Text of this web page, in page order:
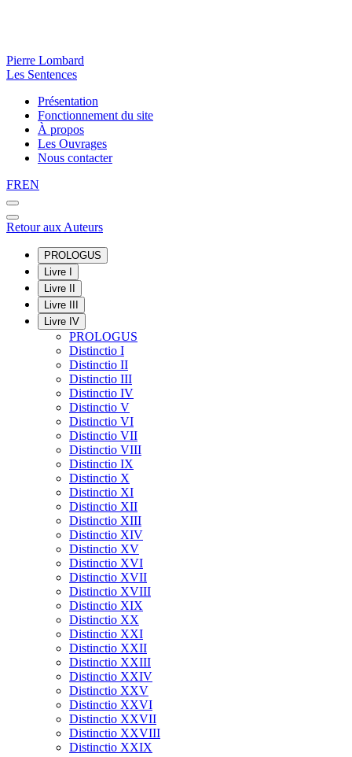
Pierre Lombard
Les Sentences
Présentation
Fonctionnement du site
À propos
Les Ouvrages
Nous contacter
FREN
Retour aux Auteurs
PROLOGUS
Livre I
Livre II
Livre III
Livre IV
PROLOGUS
Distinctio I
Distinctio II
Distinctio III
Distinctio IV
Distinctio V
Distinctio VI
Distinctio VII
Distinctio VIII
Distinctio IX
Distinctio X
Distinctio XI
Distinctio XII
Distinctio XIII
Distinctio XIV
Distinctio XV
Distinctio XVI
Distinctio XVII
Distinctio XVIII
Distinctio XIX
Distinctio XX
Distinctio XXI
Distinctio XXII
Distinctio XXIII
Distinctio XXIV
Distinctio XXV
Distinctio XXVI
Distinctio XXVII
Distinctio XXVIII
Distinctio XXIX